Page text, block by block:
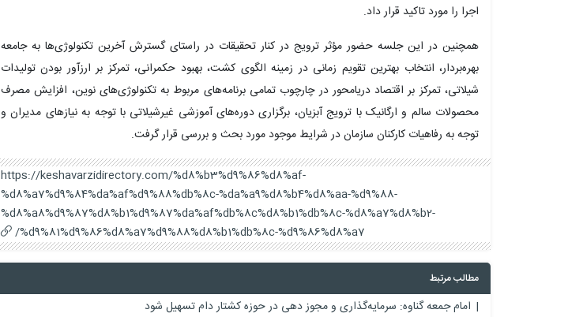
اجرا را مورد تاکید قرار داد.
همچنین در این جلسه حضور مؤثر ترویج در کنار تحقیقات در راستای گسترش آخرین تکنولوژی‌ها به جامعه
بهره‌بردار، انتخاب بهترین تقویم زمانی در زمینه الگوی کشت، بهبود حکمرانی، تمرکز بر ارزآور بودن تولیدات
شیلاتی، تمرکز بر اقتصاد دریامحور در چارچوب تمامی برنامه‌های مربوط به تکنولوژی‌های نوین، افزایش مصرف
محصولات سالم و ارگانیک با ترویج آبزیان، برگزاری دوره‌های آموزشی غیرشیلاتی با توجه به نیازهای مدیران و
توجه به رفاهیات کارکنان سازمان در شرایط موجود مورد بحث و بررسی قرار گرفت.
https://keshavarzidirectory.com/%d8%b3%d9%86%d8%af-
%d8%a7%d9%84%da%af%d9%88%db%8c-%da%a9%d8%b4%d8%aa-%d9%88-
%d8%a8%d9%87%d8%b1%d9%87%da%af%db%8c%d8%b1%db%8c-%d8%a7%d8%b2-
%d9%81%d9%86%d8%a7%d9%88%d8%b1%db%8c-%d9%86%d8%a7/
مطالب مرتبط
امام جمعه گناوه: سرمایه‌گذاری و مجوز دهی در حوزه کشتار دام تسهیل شود